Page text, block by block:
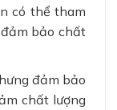
có thể tham
bảo chất
đảm bảo
chất lượng